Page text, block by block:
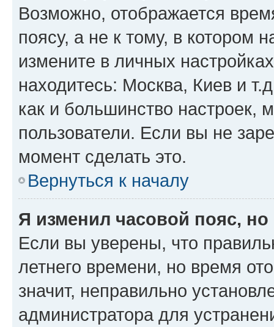
Возможно, отображается
поясу, а не к тому, в котором
измените в личных
находитесь: Москва, Киев и
как и большинство настроек,
пользователи. Если вы не
момент сделать это.
Вернуться к началу
Я изменил часовой пояс,
Если вы уверены, что
летнего времени, но время
значит, неправильно
администратора для